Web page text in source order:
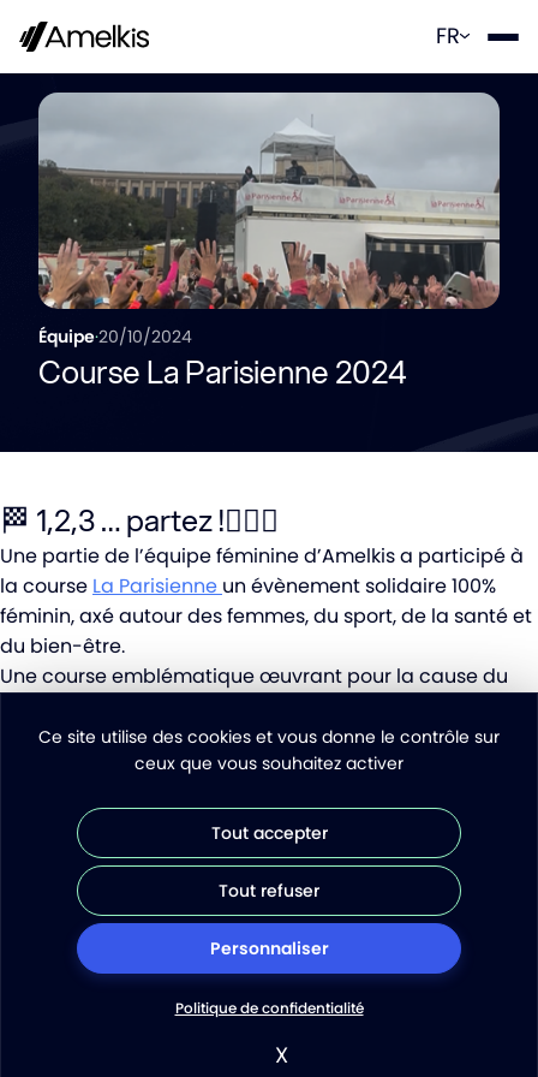
Panneau de gestion des cookies
Ce site utilise des cookies et vous donne le contrôle sur
ceux que vous souhaitez activer
Tout accepter
Tout refuser
Personnaliser
Politique de confidentialité
XMasquer le bandeau
FR
Équipe·20/10/2024
Course La Parisienne 2024
🏁 1,2,3 … partez !🏃🏻‍♀️
Une partie de l’équipe féminine d’Amelkis a participé à
la course La Parisienne un évènement solidaire 100%
féminin, axé autour des femmes, du sport, de la santé et
du bien-être.
Une course emblématique œuvrant pour la cause du
Voir le post LinkedIn
Piloter avec clarté.
Décider avec impact.
Demander une démo
Remonter en haut de page